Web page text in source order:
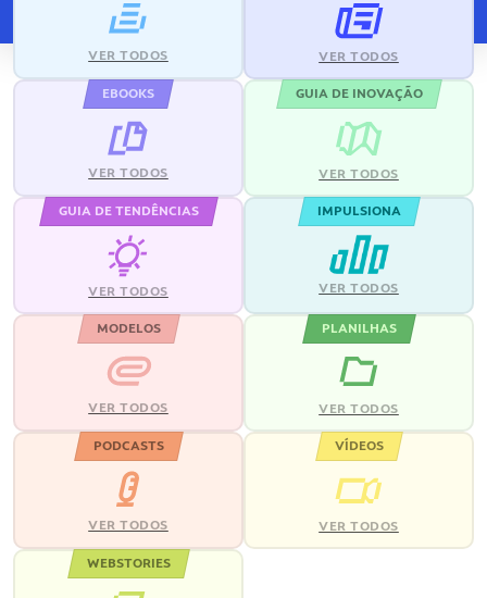
VER TODOS VER TODOS
EBOOKS
VER TODOS
GUIA DE INOVAÇÃO
VER TODOS
GUIA DE TENDÊNCIAS
VER TODOS
IMPULSIONA
VER TODOS
MODELOS
VER TODOS
PLANILHAS
VER TODOS
PODCASTS
VER TODOS
VÍDEOS
VER TODOS
WEBSTORIES